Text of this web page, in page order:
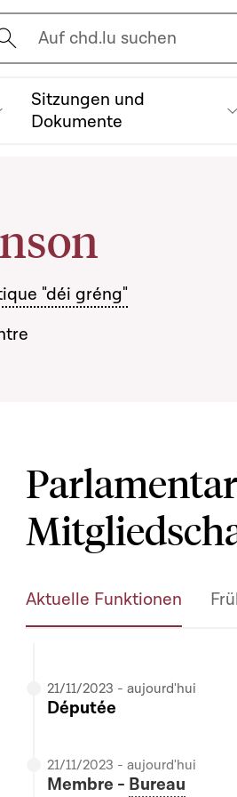
l'écran de recherche
Auf chd.lu suchen
Sitzungen und
Dokumente
"déi gréng"
Aktuelle Funktionen
21/11/2023 - aujourd'hui
Députée
21/11/2023 - aujourd'hui
Membre - Bureau